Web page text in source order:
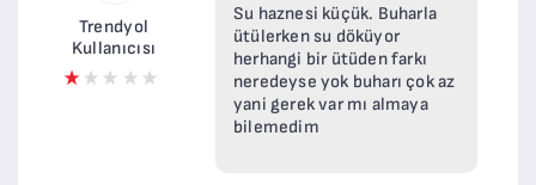
Trendyol
Kullanıcısı
Su haznesi küçük. Buharla
ütülerken su döküyor
herhangi bir ütüden farkı
neredeyse yok buharı çok az
yani gerek var mı almaya
bilemedim